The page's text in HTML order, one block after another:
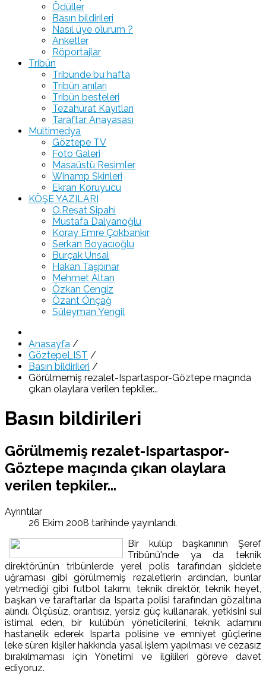
Ödüller
Basın bildirileri
Nasıl üye olurum ?
Anketler
Röportajlar
Tribün
Tribünde bu hafta
Tribün anıları
Tribün besteleri
Tezahürat Kayıtları
Taraftar Anayasası
Multimedya
Göztepe TV
Foto Galeri
Masaüstü Resimler
Winamp Skinleri
Ekran Koruyucu
KÖŞE YAZILARI
O.Reşat Sipahi
Mustafa Dalyanoğlu
Koray Emre Çokbankır
Serkan Boyacıoğlu
Burçak Ünsal
Hakan Taşpınar
Mehmet Altan
Özkan Cengiz
Özant Önçağ
Süleyman Yengil
Anasayfa /
GöztepeLIST /
Basın bildirileri /
Görülmemiş rezalet-Ispartaspor-Göztepe maçında
çıkan olaylara verilen tepkiler...
Basın bildirileri
Görülmemiş rezalet-Ispartaspor-
Göztepe maçında çıkan olaylara
verilen tepkiler...
Ayrıntılar
26 Ekim 2008 tarihinde yayınlandı.
Bir kulüp başkanının Şeref
Tribünü'nde ya da teknik
direktörünün tribünlerde yerel polis tarafından şiddete
uğraması gibi görülmemiş rezaletlerin ardından, bunlar
yetmediği gibi futbol takımı, teknik direktör, teknik heyet,
başkan ve taraftarlar da Isparta polisi tarafından gözaltına
alındı. Ölçüsüz, orantısız, yersiz güç kullanarak, yetkisini sui
istimal eden, bir kulübün yöneticilerini, teknik adamını
hastanelik ederek Isparta polisine ve emniyet güçlerine
leke süren kişiler hakkında yasal işlem yapılması ve cezasız
bırakılmaması için Yönetimi ve ilgilileri göreve davet
ediyoruz.